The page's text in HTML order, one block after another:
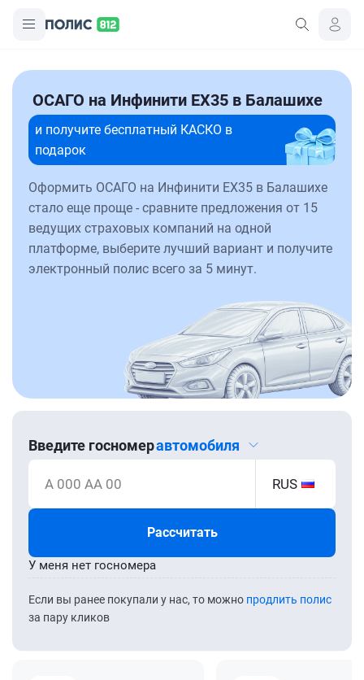
ОСАГО на Инфинити EX35 в Балашихе
и получите бесплатный КАСКО в
подарок
Оформить ОСАГО на Инфинити EX35 в Балашихе
стало еще проще - сравните предложения от 15
ведущих страховых компаний на одной
платформе, выберите лучший вариант и получите
электронный полис всего за 5 минут.
Введите госномеравтомобиля
А 000 АА 00 RUS
Рассчитать
Если вы ранее покупали у нас, то можно продлить полис
за пару кликов
У меня нет госномера